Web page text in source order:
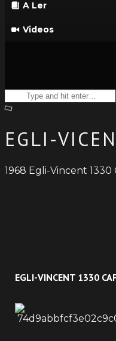
A Ler
Videos
Search
for:
EGLI-
1968 Egli-Vincent
EGLI-VINCENT 1330